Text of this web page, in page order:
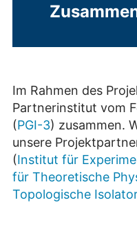
Im Rahmen des
Partnerinstitut vom
(PGI-3) zusammen.
unsere
(Institut für
für Theoretische
Topologische